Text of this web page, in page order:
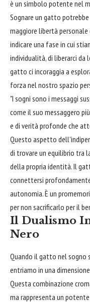
è un simbolo potente nel
Sognare un gatto
maggiore libertà
indicare una fase in cui
individualità, di liberarci
gatto ci incoraggia a
forza nel nostro spazio
"I sogni sono i messaggi
come il suo messaggero
e di verità profonde che
Questo aspetto
di trovare un equilibrio tra
della propria identità. Il
connettersi
autonomia. È un
per non sacrificarlo per il
Il Dualismo
Nero
Quando il gatto nel sogno
entriamo in una
Questa combinazione
ma rappresenta un